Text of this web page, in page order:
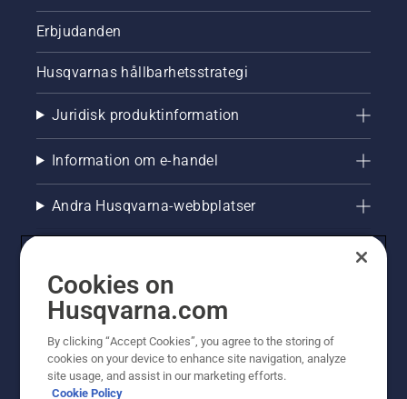
Erbjudanden
Husqvarnas hållbarhetsstrategi
Juridisk produktinformation
Information om e-handel
Andra Husqvarna-webbplatser
Cookies on
Husqvarna.com
By clicking “Accept Cookies”, you agree to the storing of
cookies on your device to enhance site navigation, analyze
site usage, and assist in our marketing efforts.
Cookie Policy